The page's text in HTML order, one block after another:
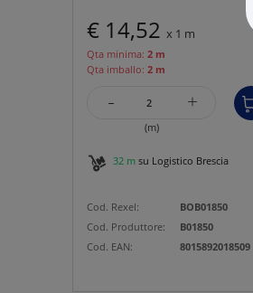
€ 14,52 x 1 m
Qta minima: 2 m
Qta imballo: 2 m
- +
(m)
32 m su Logistico Brescia
Cod. Rexel:
BOB01850
Cod. Produttore:
B01850
Cod. EAN:
8015892018509